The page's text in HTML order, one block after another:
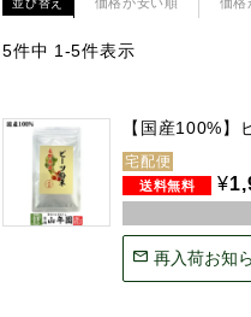
並び替え
5件中 1-5件表示
【国産100%】
宅配便
¥
再入荷お知